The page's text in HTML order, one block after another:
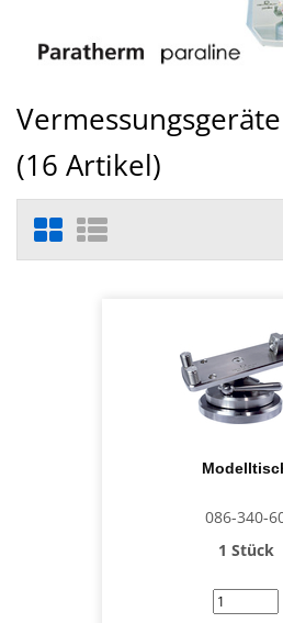
(16 Artikel)
086-340-
1 Stück